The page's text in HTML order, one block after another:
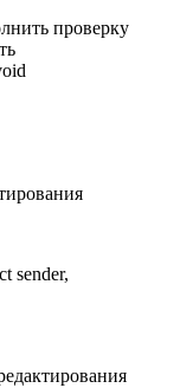
проверку
sender,